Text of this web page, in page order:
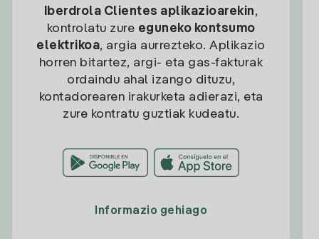
Iberdrola Clientes aplikazioarekin,
kontrolatu zure eguneko kontsumo
elektrikoa, argia aurrezteko. Aplikazio
horren bitartez, argi- eta gas-fakturak
ordaindu ahal izango dituzu,
kontadorearen irakurketa adierazi, eta
zure kontratu guztiak kudeatu.
Informazio gehiago